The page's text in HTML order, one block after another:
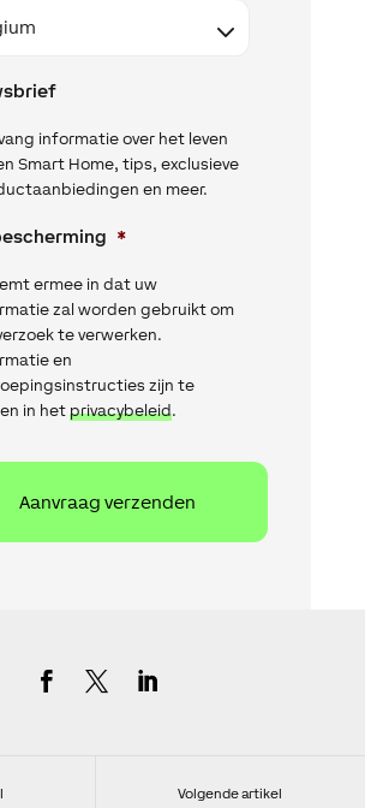
informatie over het leven
Smart Home, tips, exclusieve
en meer.
*
ermee in dat uw
zal worden gebruikt om
te verwerken.
en
zijn te
in het privacybeleid.
Volgende artikel